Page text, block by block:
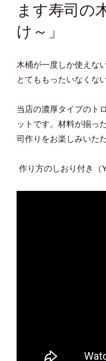
ます寿司の
け～」
木桶が一度しか使えな
とてももったいなくな
当店の濃厚タイプのト
ットです。材料が揃っ
司作りをお楽しみいた
作り方のしおり付き（